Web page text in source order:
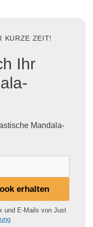
KURZE ZEIT!
Ihr
Mandala-
erhalten
und E-Mails von Just